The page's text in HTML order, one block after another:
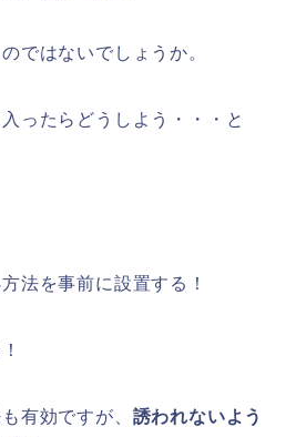
ではないでしょうか。
ったらどうしよう・・・と
法を事前に設置する！
有効ですが、 誘われないよう